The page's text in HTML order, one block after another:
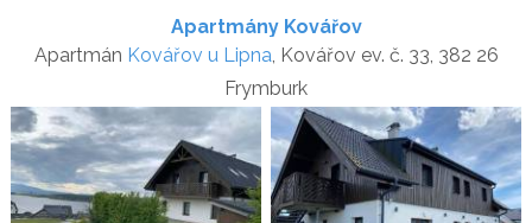
Apartmány Kovářov
Apartmán Kovářov u Lipna , Kovářov ev. č. 33, 382 26
Frymburk